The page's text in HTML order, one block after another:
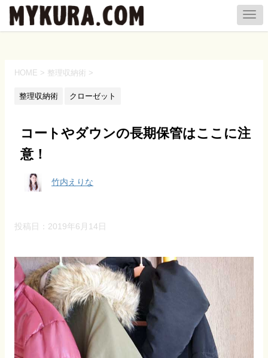
HOME > 整理収納術 >
整理収納術 クローゼット
コートやダウンの長期保管はここに注
意！
竹内えりな
投稿日： 2019年6月14日